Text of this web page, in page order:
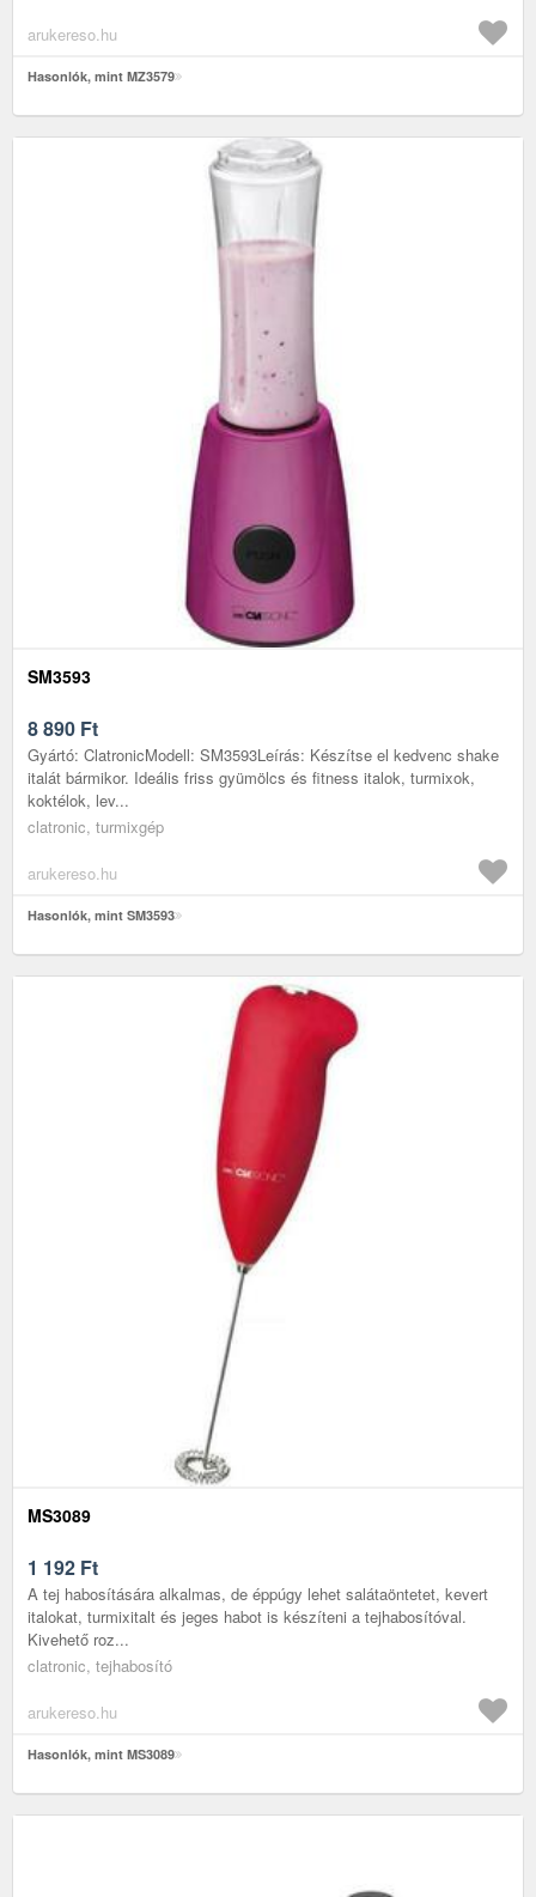
arukereso.hu
Hasonlók, mint MZ3579
SM3593
8 890 Ft
Gyártó: ClatronicModell: SM3593Leírás: Készítse el kedvenc shake
italát bármikor. Ideális friss gyümölcs és fitness italok, turmixok,
koktélok, lev...
clatronic, turmixgép
arukereso.hu
Hasonlók, mint SM3593
MS3089
1 192 Ft
A tej habosítására alkalmas, de éppúgy lehet salátaöntetet, kevert
italokat, turmixitalt és jeges habot is készíteni a tejhabosítóval.
Kivehető roz...
clatronic, tejhabosító
arukereso.hu
Hasonlók, mint MS3089